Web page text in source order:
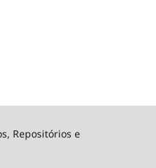
Repositórios e